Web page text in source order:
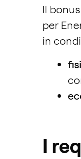
Il
per
in
I